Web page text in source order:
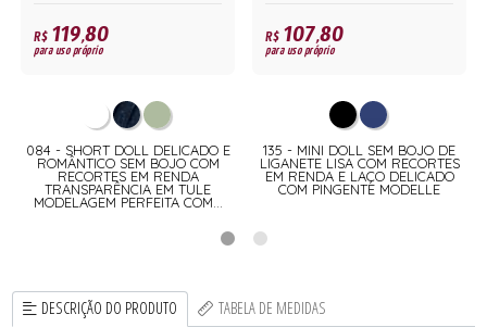
R$119,80
para uso próprio
084 - SHORT DOLL DELICADO E
ROMÂNTICO SEM BOJO COM
RECORTES EM RENDA
TRANSPARÊNCIA EM TULE
MODELAGEM PERFEITA COM...
R$107,80
para uso próprio
135 - MINI DOLL SEM BOJO DE
LIGANETE LISA COM RECORTES
EM RENDA E LAÇO DELICADO
COM PINGENTE MODELLE
DESCRIÇÃO DO PRODUTO TABELA DE MEDIDAS